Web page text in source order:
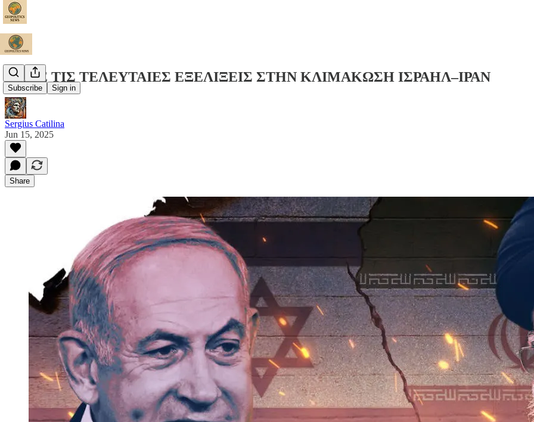
Subscribe Sign in
ΔΕΙΤΕ ΤΙΣ ΤΕΛΕΥΤΑΙΕΣ ΕΞΕΛΙΞΕΙΣ ΣΤΗΝ ΚΛΙΜΑΚΩΣΗ ΙΣΡΑΗΛ–ΙΡΑΝ
Sergius Catilina
Jun 15, 2025
Share